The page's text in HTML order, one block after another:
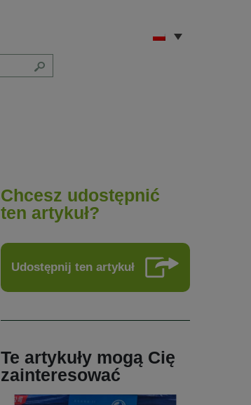
Chcesz udostępnić
ten artykuł?
Udostępnij ten artykuł
Te artykuły mogą Cię
zainteresować